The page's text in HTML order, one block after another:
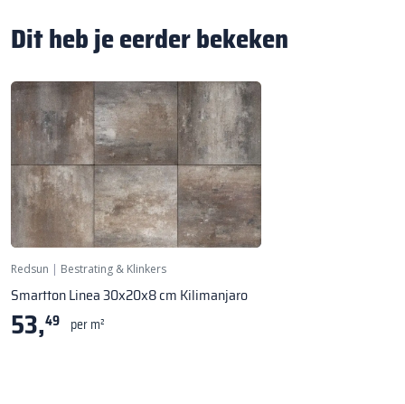
Dit heb je eerder bekeken
Redsun | Bestrating & Klinkers
Smartton Linea 30x20x8 cm Kilimanjaro
53,49 per m²